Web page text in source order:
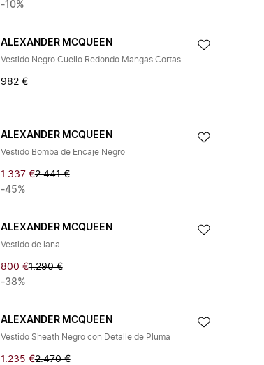
-10%
ALEXANDER MCQUEEN
Vestido Negro Cuello Redondo Mangas Cortas
982 €
ALEXANDER MCQUEEN
Vestido Bomba de Encaje Negro
1.337 €2.441 €
-45%
ALEXANDER MCQUEEN
Vestido de lana
800 €1.290 €
-38%
ALEXANDER MCQUEEN
Vestido Sheath Negro con Detalle de Pluma
1.235 €2.470 €